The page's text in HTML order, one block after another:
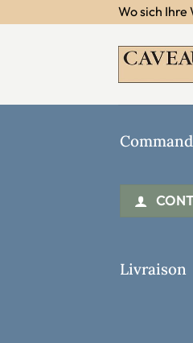
Wo sich Ihre
Livraison